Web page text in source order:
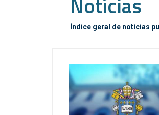
Índice geral de notícias